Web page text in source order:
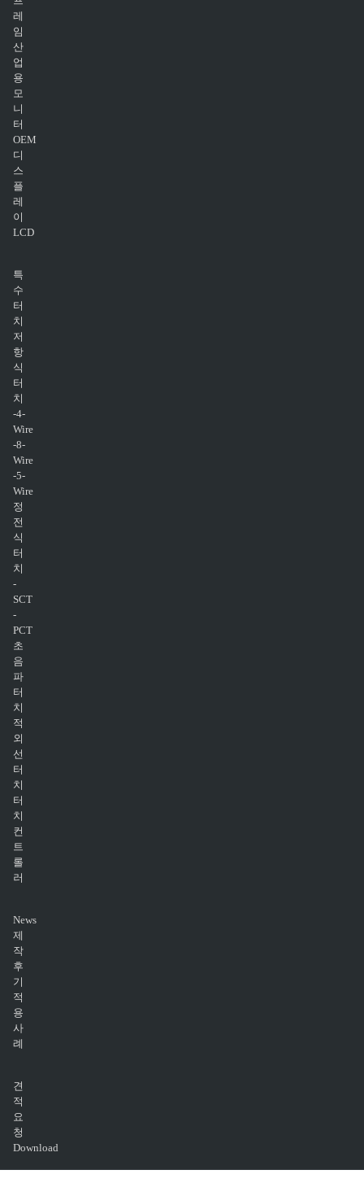
레
임
산
업
용
모
니
터
OEM
디
스
플
레
이
LCD
특
수
터
치
저
항
식
터
치
-4-
Wire
-8-
Wire
-5-
Wire
정
전
식
터
치
-
SCT
-
PCT
초
음
파
터
치
적
외
선
터
치
터
치
컨
트
롤
러
News
제
작
후
기
적
용
사
례
견
적
요
청
Download